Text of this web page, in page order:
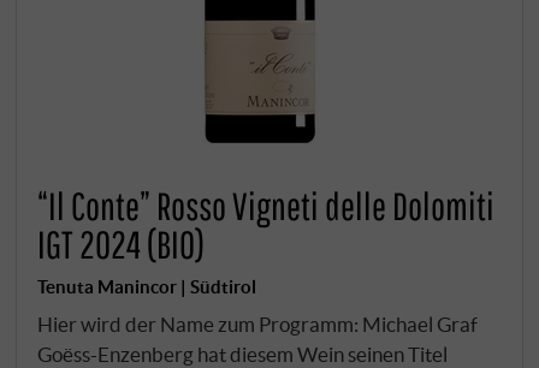
“Il Conte” Rosso Vigneti delle Dolomiti
IGT 2024 (BIO)
Tenuta Manincor | Südtirol
Hier wird der Name zum Programm: Michael Graf
Goëss-Enzenberg hat diesem Wein seinen Titel